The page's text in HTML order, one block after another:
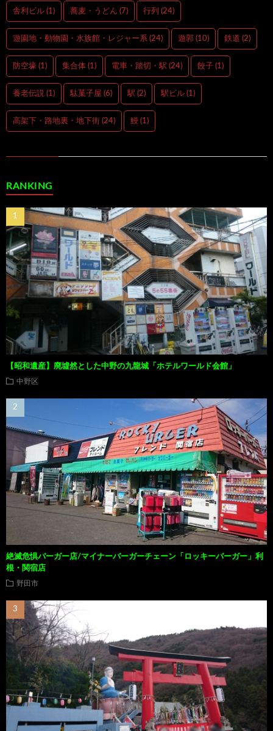
舎利ビル (1) 蕎麦・うどん (7) 行列 (24)
遊園地・動物園・水族館・レジャー系 (24) 遊郭 (10) 鉄道 (2)
防空壕 (1) 集合体 (1) 電車・踏切・駅 (24) 餃子 (1)
養老伝説 (1) 駄菓子屋 (6) 駅 (2) 駅ビル (1)
高架下・路地裏・地下街 (24) 鰻 (1)
RANKING
【昭和遺産】廃墟然とした中野の九龍城「ホテルワールド会館」
中野区
絶滅危惧バーガー店/マイナーバーガーチェーン「ロッキーバーガー」利
根・関宿店
野田市